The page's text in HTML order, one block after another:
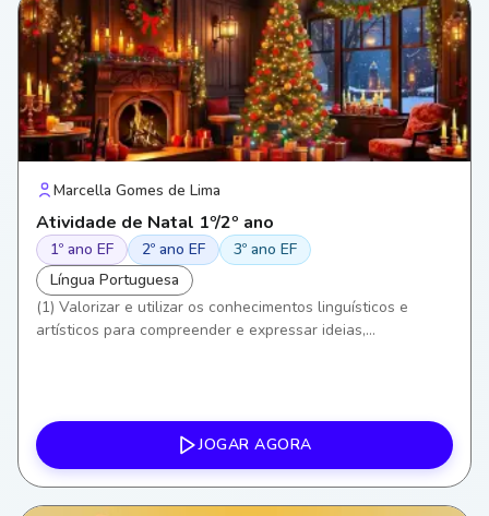
Marcella Gomes de Lima
Atividade de Natal 1º/2º ano
1º ano EF 2º ano EF
3º ano EF
Língua Portuguesa
(1) Valorizar e utilizar os conhecimentos linguísticos e
artísticos para compreender e expressar ideias,
(Natal como celebração cultural e religiosa). (8)
Desenvolver empatia, diálogo e cooperação em atividades
coletivas e musicais.
JOGAR AGORA